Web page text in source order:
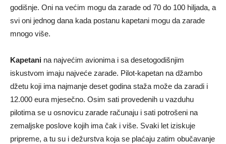
godišnje. Oni na većim mogu da zarade od 70 do 100 hiljada, a
svi oni jednog dana kada postanu kapetani mogu da zarade
mnogo više.
Kapetani na najvećim avionima i sa desetogodišnjim
iskustvom imaju najveće zarade. Pilot-kapetan na džambo
džetu koji ima najmanje deset godina staža može da zaradi i
12.000 eura mjesečno. Osim sati provedenih u vazduhu
pilotima se u osnovicu zarade računaju i sati potrošeni na
zemaljske poslove kojih ima čak i više. Svaki let iziskuje
pripreme, a tu su i dežurstva koja se plaćaju zatim obučavanje